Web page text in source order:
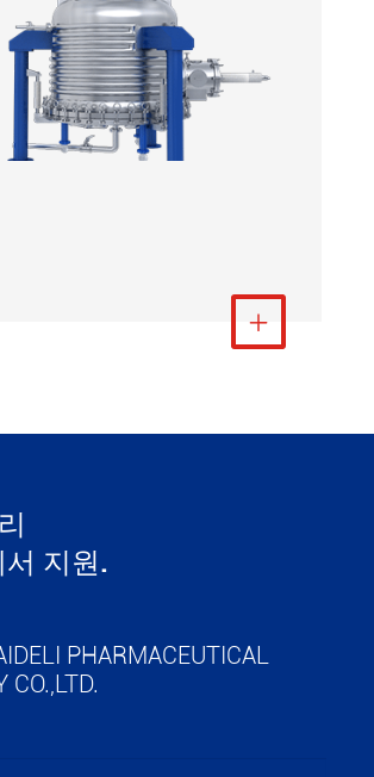
더 보기

서 지원.
PHARMACEUTICAL
CO.,LTD.